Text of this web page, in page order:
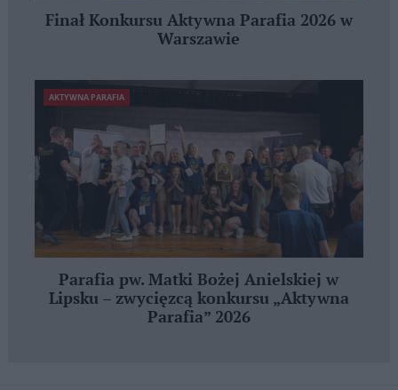
Finał Konkursu Aktywna Parafia 2026 w
Warszawie
AKTYWNA PARAFIA
Parafia pw. Matki Bożej Anielskiej w
Lipsku – zwycięzcą konkursu „Aktywna
Parafia” 2026